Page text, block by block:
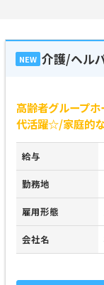
NEW 介護/ヘル
高齢者グループ
代活躍☆/家庭的
給与
勤務地
雇用形態
会社名